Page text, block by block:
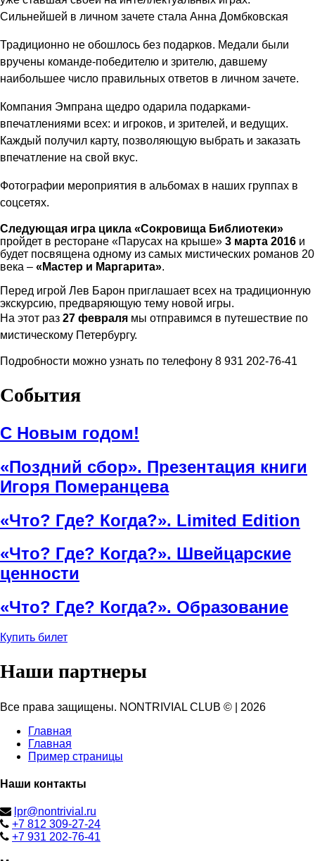
Сильнейшей в личном зачете стала Анна Домбковская
Традиционно не обошлось без подарков. Медали были
вручены команде-победителю и зрителю, давшему
наибольшее число правильных ответов в личном зачете.
Компания Эмпрана щедро одарила подарками-
впечатлениями всех: и игроков, и зрителей, и ведущих.
Каждый получил карту, позволяющую выбрать и заказать
впечатление на свой вкус.
Фотографии мероприятия в альбомах в наших группах в
соцсетях.
Следующая игра цикла «Сокровища Библиотеки»
пройдет в ресторане «Парусах на крыше» 3 марта 2016 и
будет посвящена одному из самых мистических романов 20
века – «Мастер и Маргарита».
Перед игрой Лев Барон приглашает всех на традиционную
экскурсию, предваряющую тему новой игры.
На этот раз 27 февраля мы отправимся в путешествие по
мистическому Петербургу.
Подробности можно узнать по телефону 8 931 202-76-41
События
С Новым годом!
«Поздний сбор». Презентация книги
Игоря Померанцева
«Что? Где? Когда?». Limited Edition
«Что? Где? Когда?». Швейцарские
ценности
«Что? Где? Когда?». Образование
Купить билет
Наши партнеры
Все права защищены. NONTRIVIAL CLUB ©
2026
Главная
Главная
Пример страницы
Наши контакты
lpr@nontrivial.ru
+7 812 309-27-24
+7 931 202-76-41